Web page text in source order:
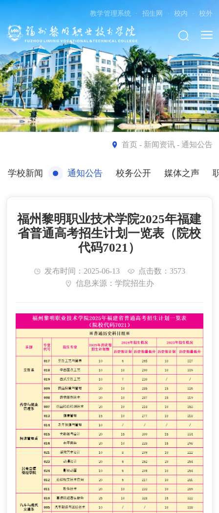
教学管理系统 · 招生网 · 校内 · 校外
首页- 新闻资讯 - 通知公告
学校新闻 通知公告 校务公开 媒体之声
福州黎明职业技术学院2025年福建
省普通高考招生计划一览表（院校
代码7021）
发布时间：2025-06-13
点击数：3573
信息来源：学院招生办